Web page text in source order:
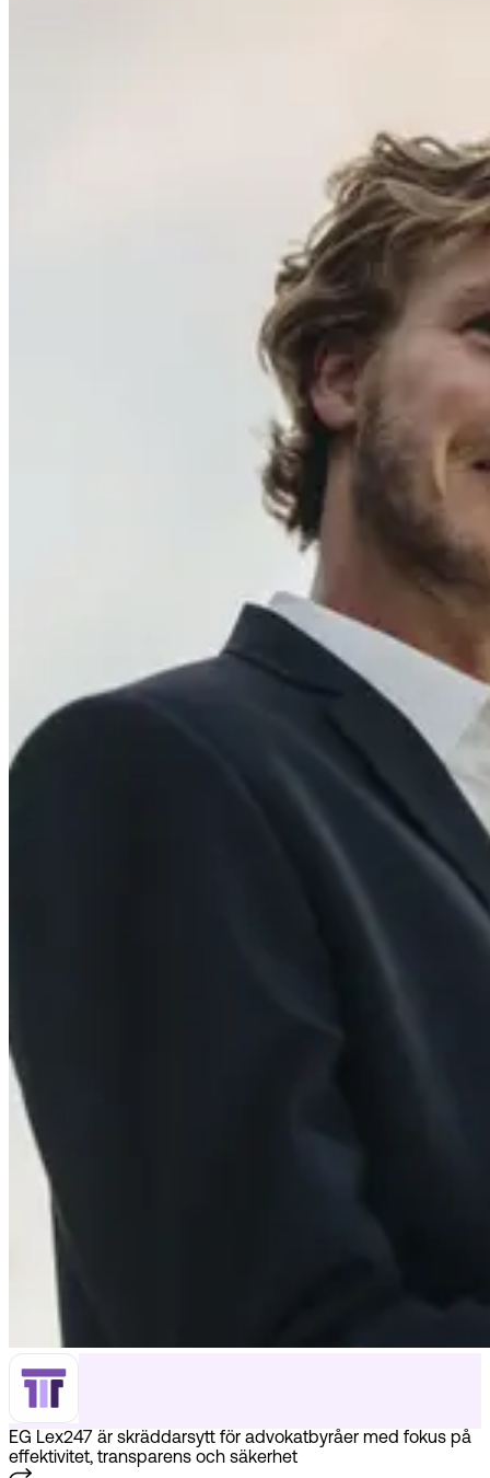
EG Lex247 är skräddarsytt för advokatbyråer med fokus på
effektivitet, transparens och säkerhet